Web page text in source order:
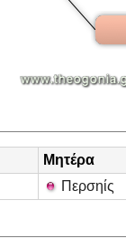
Μητέρα
Περσηίς